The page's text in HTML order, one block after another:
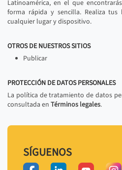
Latinoamérica, en el que
forma rápida y sencilla. Realiza tus
cualquier lugar y dispositivo.
OTROS DE NUESTROS SITIOS
Publicar
PROTECCIÓN DE DATOS PERSONALES
La política de tratamiento de datos
consultada en Términos legales.
SÍGUENOS